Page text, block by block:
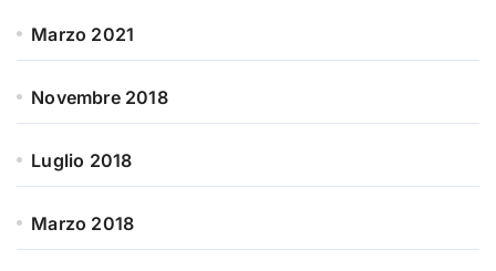
Marzo 2021
Novembre 2018
Luglio 2018
Marzo 2018